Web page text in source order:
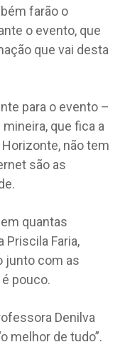
farão o
o evento, que
que vai desta
para o evento –
que fica a
não tem
são as
quantas
Priscila Faria,
junto com as
pouco.
Denilva
melhor de tudo”.